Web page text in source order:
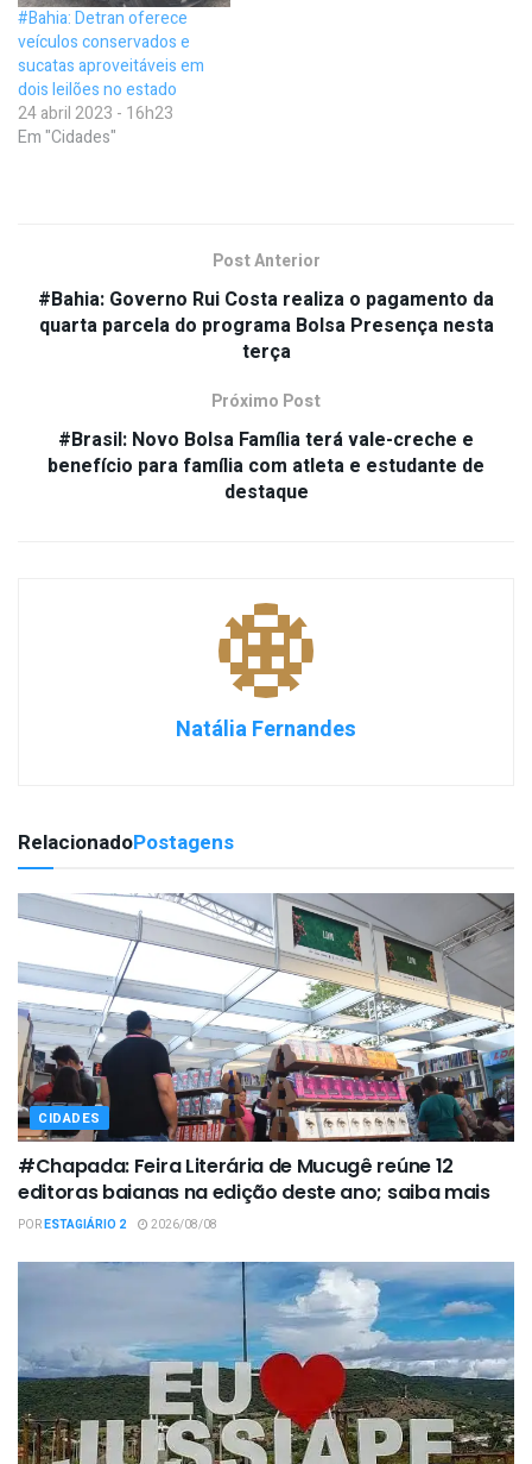
#Bahia: Detran oferece
veículos conservados e
sucatas aproveitáveis em
dois leilões no estado
24 abril 2023 - 16h23
Em "Cidades"
Post Anterior
#Bahia: Governo Rui Costa realiza o pagamento da
quarta parcela do programa Bolsa Presença nesta
terça
Próximo Post
#Brasil: Novo Bolsa Família terá vale-creche e
benefício para família com atleta e estudante de
destaque
Natália Fernandes
RelacionadoPostagens
CIDADES
#Chapada: Feira Literária de Mucugê reúne 12
editoras baianas na edição deste ano; saiba mais
PORESTAGIÁRIO 2 2026/08/08